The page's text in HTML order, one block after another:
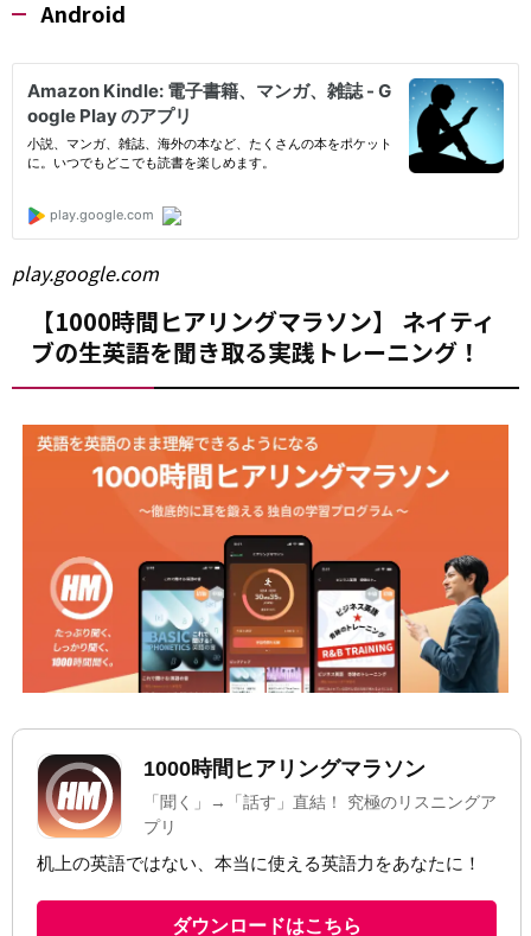
Android
play.google.com
【1000時間ヒアリングマラソン】 ネイティ
ブの生英語を聞き取る実践トレーニング！